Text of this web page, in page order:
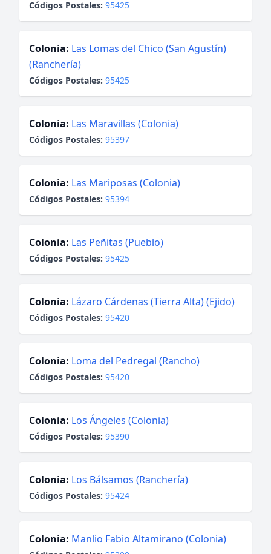
Códigos Postales: 95425
Colonia: Las Lomas del Chico (San Agustín)
(Ranchería)
Códigos Postales: 95425
Colonia: Las Maravillas (Colonia)
Códigos Postales: 95397
Colonia: Las Mariposas (Colonia)
Códigos Postales: 95394
Colonia: Las Peñitas (Pueblo)
Códigos Postales: 95425
Colonia: Lázaro Cárdenas (Tierra Alta) (Ejido)
Códigos Postales: 95420
Colonia: Loma del Pedregal (Rancho)
Códigos Postales: 95420
Colonia: Los Ángeles (Colonia)
Códigos Postales: 95390
Colonia: Los Bálsamos (Ranchería)
Códigos Postales: 95424
Colonia: Manlio Fabio Altamirano (Colonia)